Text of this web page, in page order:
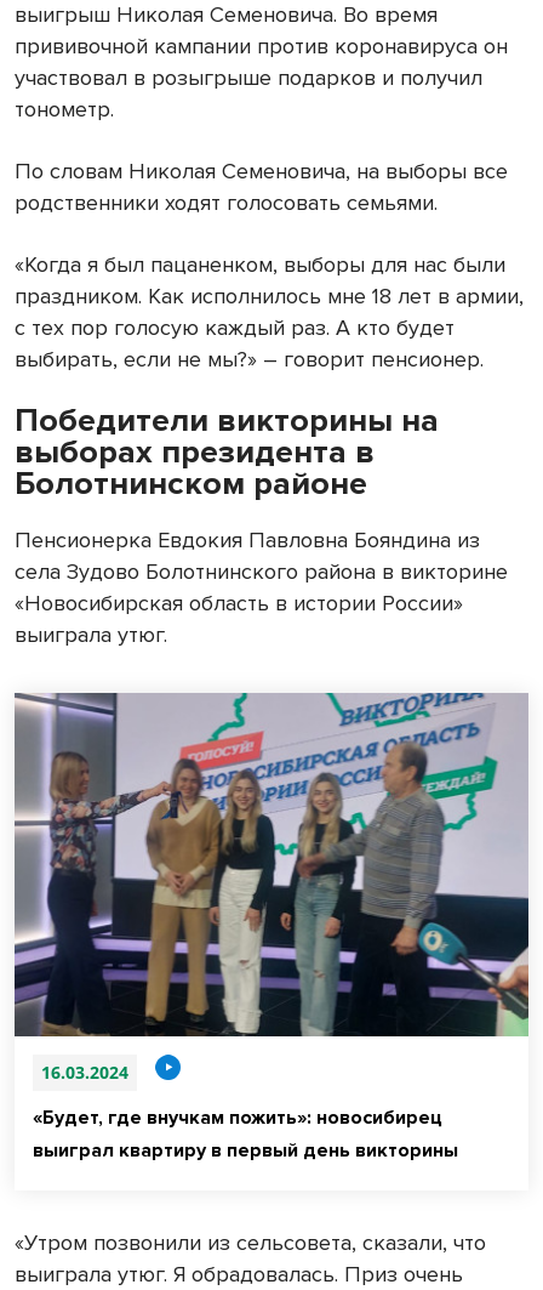
выигрыш Николая Семеновича. Во время
прививочной кампании против коронавируса он
участвовал в розыгрыше подарков и получил
тонометр.
По словам Николая Семеновича, на выборы все
родственники ходят голосовать семьями.
«Когда я был пацаненком, выборы для нас были
праздником. Как исполнилось мне 18 лет в армии,
с тех пор голосую каждый раз. А кто будет
выбирать, если не мы?» – говорит пенсионер.
Победители викторины на
выборах президента в
Болотнинском районе
Пенсионерка Евдокия Павловна Бояндина из
села Зудово Болотнинского района в викторине
«Новосибирская область в истории России»
выиграла утюг.
16.03.2024
«Будет, где внучкам пожить»: новосибирец
выиграл квартиру в первый день викторины
«Утром позвонили из сельсовета, сказали, что
выиграла утюг. Я обрадовалась. Приз очень